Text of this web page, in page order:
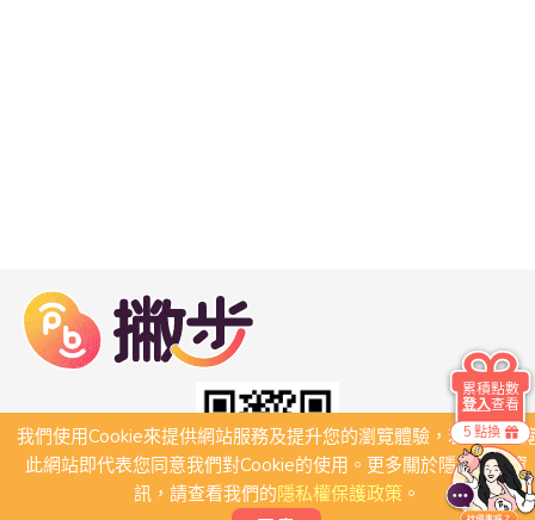
我們使用Cookie來提供網站服務及提升您的瀏覽體驗，若繼續瀏
此網站即代表您同意我們對Cookie的使用。更多關於隱私保護資
訊，請查看我們的隱私權保護政策。
5 點換
累積點數
登入查看